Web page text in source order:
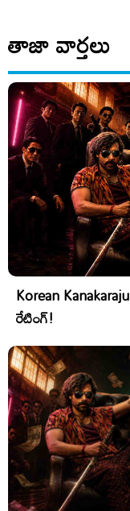
తాజా వార్తలు
Korean
రేటింగ్!